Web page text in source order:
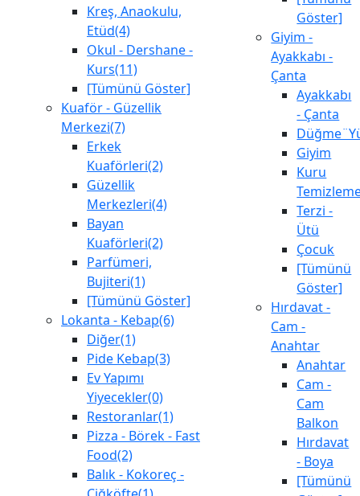
Kreş, Anaokulu,
Etüd(4)
Okul - Dershane -
Kurs(11)
[Tümünü Göster]
Kuaför - Güzellik
Merkezi(7)
Erkek
Kuaförleri(2)
Güzellik
Merkezleri(4)
Bayan
Kuaförleri(2)
Parfümeri,
Bujiteri(1)
[Tümünü Göster]
Lokanta - Kebap(6)
Diğer(1)
Pide Kebap(3)
Ev Yapımı
Yiyecekler(0)
Restoranlar(1)
Pizza - Börek - Fast
Food(2)
Balık - Kokoreç -
Göster]
Giyim -
Ayakkabı -
Çanta
Ayakkabı
- Çanta
Giyim
Kuru
Terzi -
Ütü
Çocuk
[Tümünü
Göster]
Hırdavat -
Cam -
Anahtar
Anahtar
Cam -
Cam
Balkon
Hırdavat
- Boya
[Tümünü